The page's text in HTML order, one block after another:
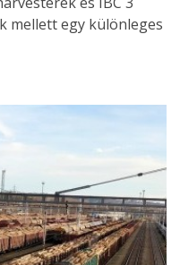
mellett egy különleges